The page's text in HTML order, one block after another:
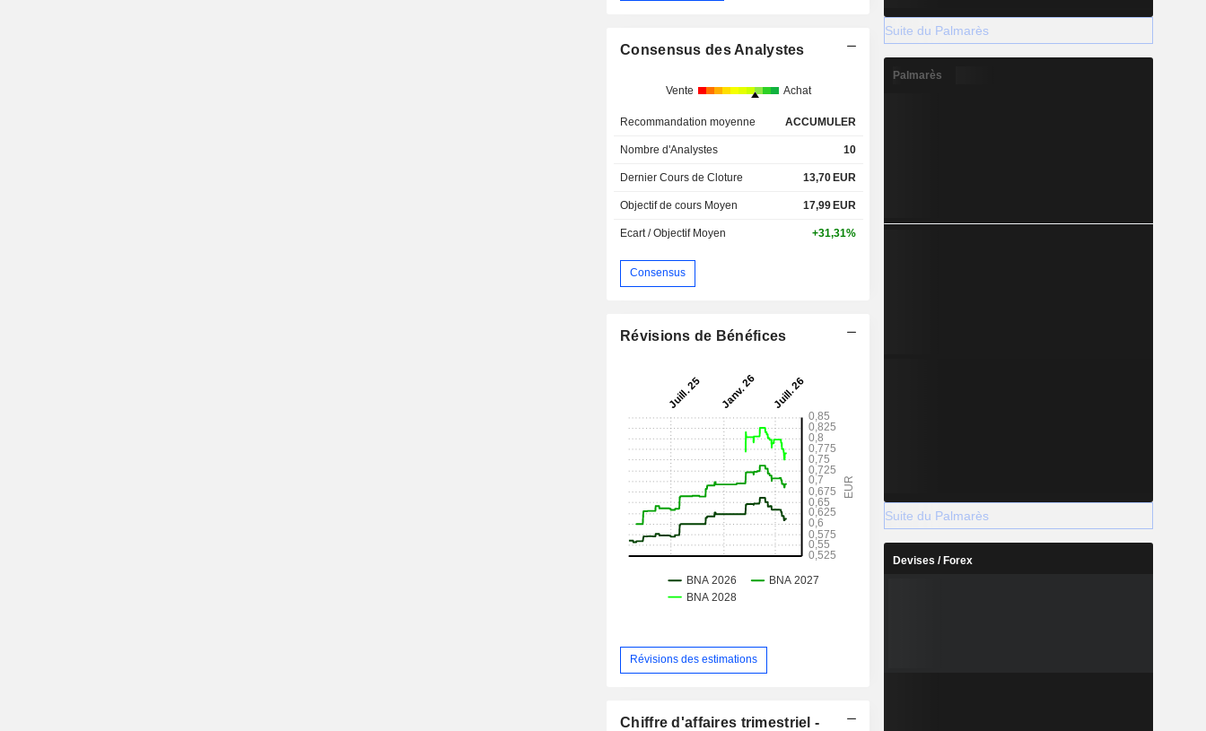
Consensus des Analystes
Vente Achat
Recommandation moyenne ACCUMULER
Nombre d'Analystes 10
Dernier Cours de Cloture 13,70EUR
Objectif de cours Moyen 17,99EUR
Ecart / Objectif Moyen +31,31%
Consensus
Révisions de Bénéfices
Révisions des estimations
Chiffre d'affaires trimestriel -
Suite du Palmarès
Palmarès
Suite du Palmarès
Devises / Forex